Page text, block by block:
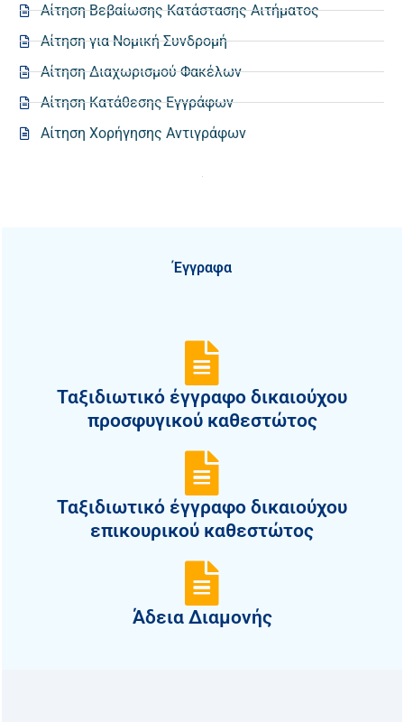
Αίτηση Βεβαίωσης Κατάστασης Αιτήματος
Αίτηση για Νομική Συνδρομή
Αίτηση Διαχωρισμού Φακέλων
Αίτηση Κατάθεσης Εγγράφων
Αίτηση Χορήγησης Αντιγράφων
Έγγραφα
Ταξιδιωτικό έγγραφο δικαιούχου
προσφυγικού καθεστώτος
Ταξιδιωτικό έγγραφο δικαιούχου
επικουρικού καθεστώτος
Άδεια Διαμονής